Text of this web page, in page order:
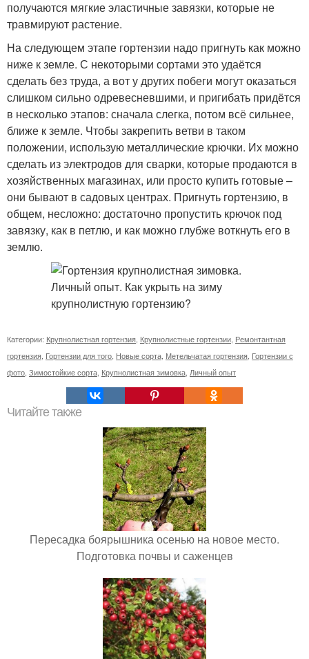
получаются мягкие эластичные завязки, которые не
травмируют растение.
На следующем этапе гортензии надо пригнуть как можно
ниже к земле. С некоторыми сортами это удаётся
сделать без труда, а вот у других побеги могут оказаться
слишком сильно одревесневшими, и пригибать придётся
в несколько этапов: сначала слегка, потом всё сильнее,
ближе к земле. Чтобы закрепить ветви в таком
положении, использую металлические крючки. Их можно
сделать из электродов для сварки, которые продаются в
хозяйственных магазинах, или просто купить готовые –
они бывают в садовых центрах. Пригнуть гортензию, в
общем, несложно: достаточно пропустить крючок под
завязку, как в петлю, и как можно глубже воткнуть его в
землю.
Категории: Крупнолистная гортензия Крупнолистные гортензии Ремонтантная
гортензия Гортензии для того Новые сорта Метельчатая гортензия Гортензии с
фото Зимостойкие сорта Крупнолистная зимовка Личный опыт
Читайте также
Пересадка боярышника осенью на новое место.
Подготовка почвы и саженцев